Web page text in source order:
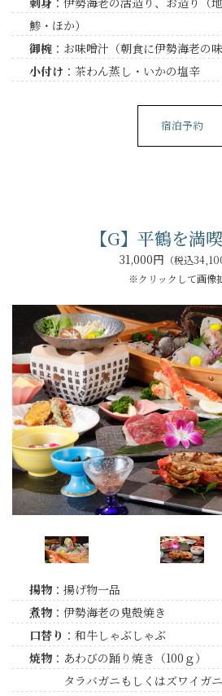
鯵・ほか）
御椀：お味噌汁（朝食に伊勢海老の味
小付け ：茶わん蒸し・いかの塩辛
宿泊予約
【G】平鶴を満
31,000円 （税込
※クリックして画像
揚物：揚げ物一品
煮物：伊勢海老の鬼殻焼き
口替り ：和牛しゃぶしゃぶ
焼物：あわびの踊り焼き（100ｇ）
タラバガニもしくはズワイガニ